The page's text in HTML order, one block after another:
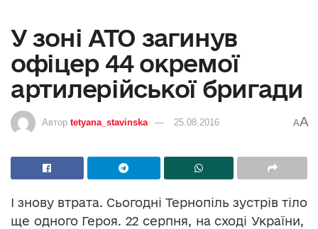
У зоні АТО загинув
офіцер 44 окремої
артилерійської бригади
Автор tetyana_stavinska 25.08.2016 AA
І знову втрата. Сьогодні Тернопіль зустрів тіло
ще одного Героя. 22 серпня, на сході України,